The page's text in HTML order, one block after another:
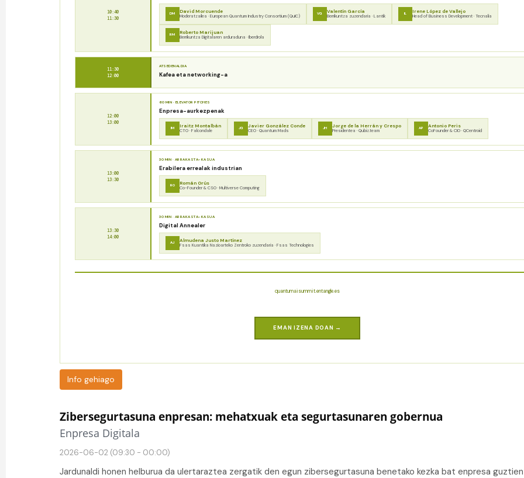
10:40
11:30
DM David Morcuende
Moderatzailea · European Quantum Industry Consortium (QuIC) VG Valentín García
Berrikuntza zuzendaria · Lantik IL Irene López de Vallejo
Head of Business Development · Tecnalia
RM Roberto Marijuan
Berrikuntza Digitalaren arduraduna · Iberdrola
11:30
12:00
ATSEDENALDIA
Kafea eta networking-a
12:00
13:00
60 MIN · ELEVATOR PITCHES
Enpresa-aurkezpenak
IM Iraitz Montalbán
CTO · Falcondale JG Javier González Conde
CEO · Quantum Mads JH Jorge de la Herrán y Crespo
Presidentea · Qubiz.team AP Antonio Peris
CoFounder & CIO · QCentroid
13:00
13:30
30 MIN · ARRAKASTA-KASUA
Erabilera errealak industrian
RO Román Orús
Co-Founder & CSO · Multiverse Computing
13:30
14:00
30 MIN · ARRAKASTA-KASUA
Digital Annealer
AJ Almudena Justo Martínez
Fsas Kuantika Nazioarteko Zentroko zuzendaria · Fsas Technologies
quantumaisummit.entangle.es
EMAN IZENA DOAN →
Info gehiago
Zibersegurtasuna enpresan: mehatxuak eta segurtasunaren gobernua
Enpresa Digitala
2026-06-02 (09:30 - 00:00)
Jardunaldi honen helburua da ulertaraztea zergatik den egun zibersegurtasuna benetako kezka bat enpresa